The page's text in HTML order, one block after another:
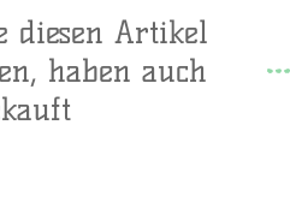
diesen Artikel
haben auch